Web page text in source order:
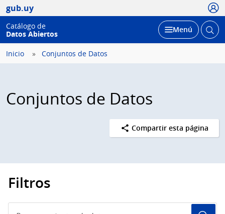
gub.uy
Catálogo de
Datos Abiertos
Desplegar
Menú Abrir
Inicio Conjuntos de Datos
Conjuntos de Datos
Compartir esta página
Filtros